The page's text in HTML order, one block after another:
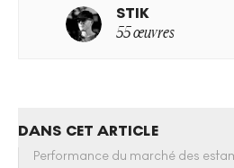
STIK
55 œuvres
DANS CET ARTICLE
Performance du marché des